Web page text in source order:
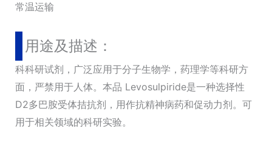
常温运输
用途及描述：
科科研试剂，广泛应用于分子生物学，药理学等科研方
面，严禁用于人体。本品 Levosulpiride是一种选择性
D2多巴胺受体拮抗剂，用作抗精神病药和促动力剂。可
用于相关领域的科研实验。